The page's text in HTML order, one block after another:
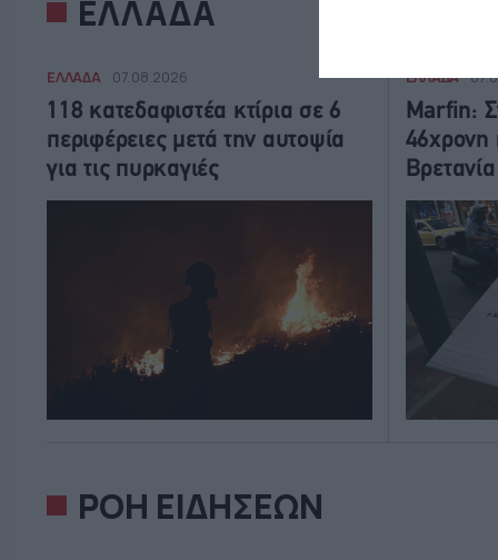
ΕΛΛΑΔΑ
ΕΛΛΑΔΑ 07.08.2026
118 κατεδαφιστέα κτίρια σε 6
περιφέρειες μετά την αυτοψία
για τις πυρκαγιές
ΕΛΛΑΔΑ
Marfin:
46χρονη
Βρετανία
ΡΟΗ ΕΙΔΗΣΕΩΝ